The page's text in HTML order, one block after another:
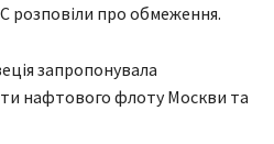
розповіли про обмеження.
запропонувала
нафтового флоту Москви та